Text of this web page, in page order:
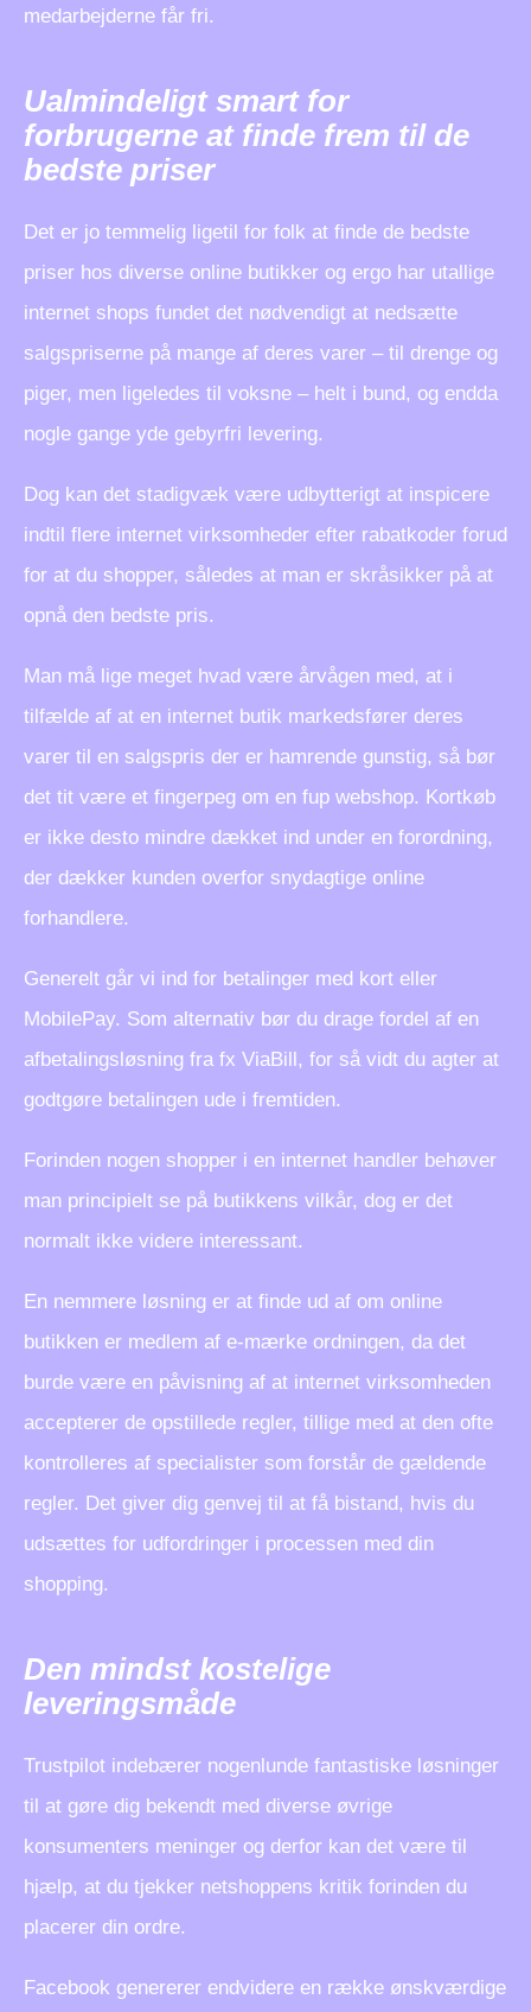
medarbejderne får fri.
Ualmindeligt smart for
forbrugerne at finde frem til de
bedste priser
Det er jo temmelig ligetil for folk at finde de bedste
priser hos diverse online butikker og ergo har utallige
internet shops fundet det nødvendigt at nedsætte
salgspriserne på mange af deres varer – til drenge og
piger, men ligeledes til voksne – helt i bund, og endda
nogle gange yde gebyrfri levering.
Dog kan det stadigvæk være udbytterigt at inspicere
indtil flere internet virksomheder efter rabatkoder forud
for at du shopper, således at man er skråsikker på at
opnå den bedste pris.
Man må lige meget hvad være årvågen med, at i
tilfælde af at en internet butik markedsfører deres
varer til en salgspris der er hamrende gunstig, så bør
det tit være et fingerpeg om en fup webshop. Kortkøb
er ikke desto mindre dækket ind under en forordning,
der dækker kunden overfor snydagtige online
forhandlere.
Generelt går vi ind for betalinger med kort eller
MobilePay. Som alternativ bør du drage fordel af en
afbetalingsløsning fra fx ViaBill, for så vidt du agter at
godtgøre betalingen ude i fremtiden.
Forinden nogen shopper i en internet handler behøver
man principielt se på butikkens vilkår, dog er det
normalt ikke videre interessant.
En nemmere løsning er at finde ud af om online
butikken er medlem af e-mærke ordningen, da det
burde være en påvisning af at internet virksomheden
accepterer de opstillede regler, tillige med at den ofte
kontrolleres af specialister som forstår de gældende
regler. Det giver dig genvej til at få bistand, hvis du
udsættes for udfordringer i processen med din
shopping.
Den mindst kostelige
leveringsmåde
Trustpilot indebærer nogenlunde fantastiske løsninger
til at gøre dig bekendt med diverse øvrige
konsumenters meninger og derfor kan det være til
hjælp, at du tjekker netshoppens kritik forinden du
placerer din ordre.
Facebook genererer endvidere en række ønskværdige